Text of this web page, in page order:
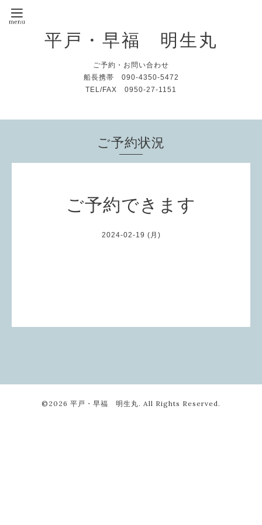
平戸・早福 明生丸
ご予約・お問い合わせ
船長携帯 090-4350-5472
TEL/FAX 0950-27-1151
ご予約状況
ご予約できます
2024-02-19 (月)
©2026 平戸・早福 明生丸. All Rights Reserved.